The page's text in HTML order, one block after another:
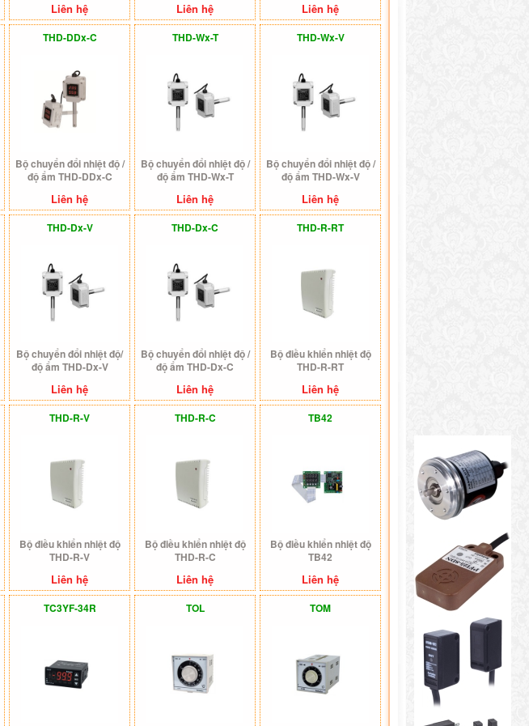
Liên hệ Liên hệ Liên hệ
THD-DDx-C
Bộ chuyển đổi nhiệt độ /
độ ẩm THD-DDx-C
Liên hệ
THD-Wx-T
Bộ chuyển đổi nhiệt độ /
độ ẩm THD-Wx-T
Liên hệ
THD-Wx-V
Bộ chuyển đổi nhiệt độ /
độ ẩm THD-Wx-V
Liên hệ
THD-Dx-V
Bộ chuyển đổi nhiệt độ/
độ ẩm THD-Dx-V
Liên hệ
THD-Dx-C
Bộ chuyển đổi nhiệt độ /
độ ẩm THD-Dx-C
Liên hệ
THD-R-RT
Bộ điều khiển nhiệt độ
THD-R-RT
Liên hệ
THD-R-V
Bộ điều khiển nhiệt độ
THD-R-V
Liên hệ
THD-R-C
Bộ điều khiển nhiệt độ
THD-R-C
Liên hệ
TB42
Bộ điều khiển nhiệt độ
TB42
Liên hệ
TC3YF-34R TOL TOM